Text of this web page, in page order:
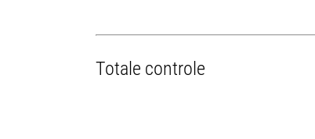
Totale controle